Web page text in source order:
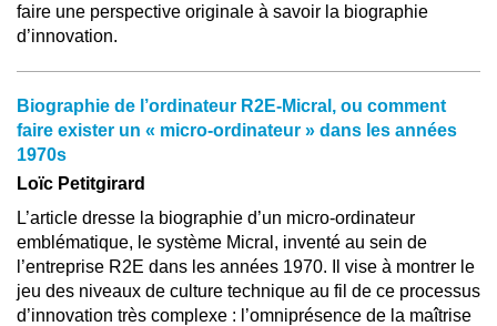
faire une perspective originale à savoir la biographie
d’innovation.
Biographie de l’ordinateur R2E-Micral, ou comment
faire exister un « micro-ordinateur » dans les années
1970s
Loïc Petitgirard
L’article dresse la biographie d’un micro-ordinateur
emblématique, le système Micral, inventé au sein de
l’entreprise R2E dans les années 1970. Il vise à montrer le
jeu des niveaux de culture technique au fil de ce processus
d’innovation très complexe : l’omniprésence de la maîtrise